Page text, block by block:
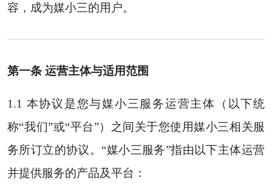
容，成为媒小三的用户。
第一条 运营主体与适用范围
1.1 本协议是您与媒小三服务运营主体（以下统
称“我们”或“平台”）之间关于您使用媒小三相关服
务所订立的协议。“媒小三服务”指由以下主体运营
并提供服务的产品及平台：